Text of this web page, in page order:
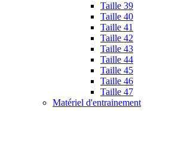
Taille 39
Taille 40
Taille 41
Taille 42
Taille 43
Taille 44
Taille 45
Taille 46
Taille 47
Matériel d'entrainement